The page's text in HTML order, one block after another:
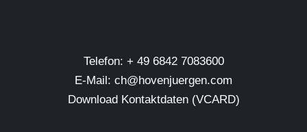
Telefon: + 49 6842 7083600
E-Mail: ch@hovenjuergen.com
Download Kontaktdaten (VCARD)